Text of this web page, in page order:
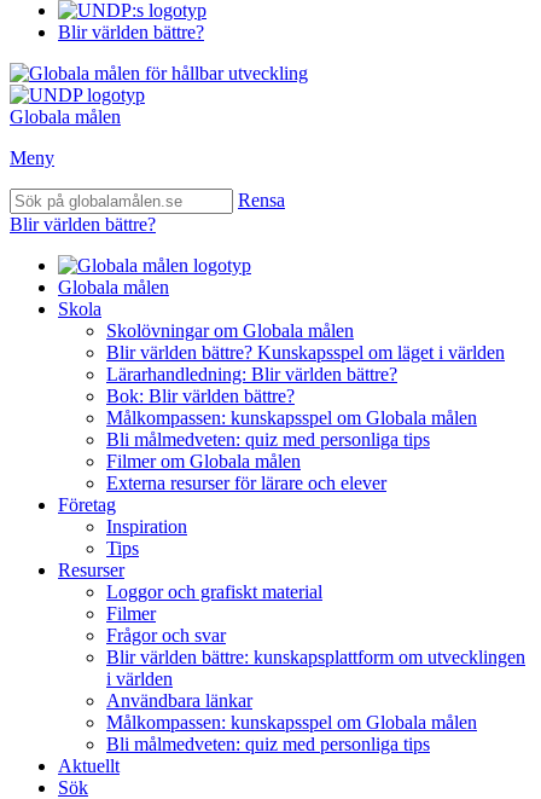
Blir världen bättre?
Globala målen
Meny
Rensa
Blir världen bättre?
Globala målen
Skola
Skolövningar om Globala målen
Blir världen bättre? Kunskapsspel om läget i världen
Lärarhandledning: Blir världen bättre?
Bok: Blir världen bättre?
Målkompassen: kunskapsspel om Globala målen
Bli målmedveten: quiz med personliga tips
Filmer om Globala målen
Externa resurser för lärare och elever
Företag
Inspiration
Tips
Resurser
Loggor och grafiskt material
Filmer
Frågor och svar
Blir världen bättre: kunskapsplattform om utvecklingen
i världen
Användbara länkar
Målkompassen: kunskapsspel om Globala målen
Bli målmedveten: quiz med personliga tips
Aktuellt
Sök